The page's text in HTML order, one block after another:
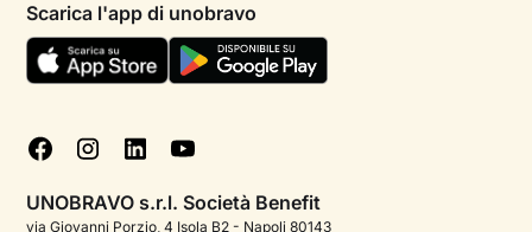
Aiuto urgente
FAQ
Podcast di psicologia
Termini e condizioni
Informativa Privacy
Cookie policy
Gestisci cookie
Scarica l'app di unobravo
UNOBRAVO s.r.l. Società Benefit
via Giovanni Porzio, 4 Isola B2 - Napoli 80143